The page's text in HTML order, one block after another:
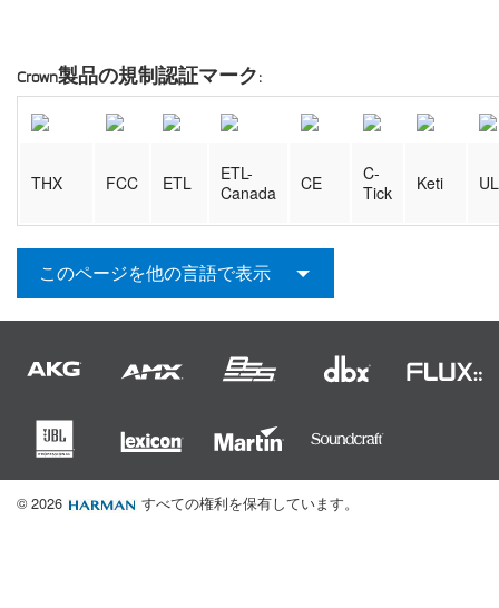
Crown製品の規制認証マーク:
THX FCC ETL
ETL-
Canada
CE
C-
Tick
Keti UL
このページを他の言語で表示
© 2026 すべての権利を保有しています。